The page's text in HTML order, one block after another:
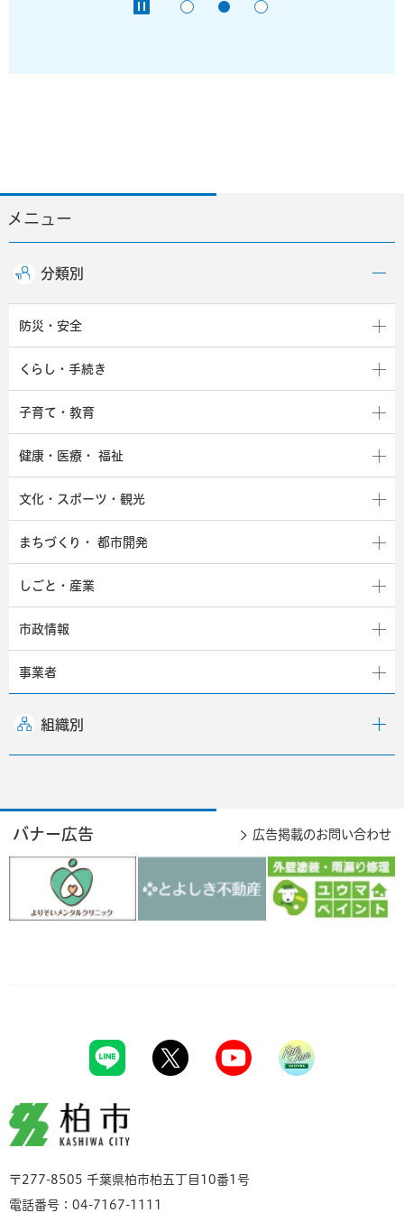
メニュー
分類別
防災・安全
くらし・手続き
子育て・教育
健康・医療・ 福祉
文化・スポーツ・観光
まちづくり・ 都市開発
しごと・産業
市政情報
事業者
組織別
バナー広告 広告掲載のお問い合わせ
柏市
〒277-8505 千葉県柏市柏五丁目10番1号
電話番号：04-7167-1111